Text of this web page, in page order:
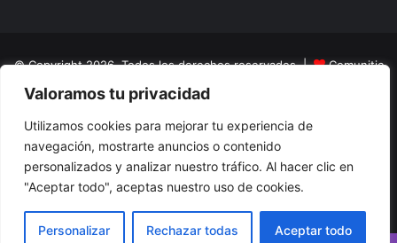
Valoramos tu privacidad
Utilizamos cookies para mejorar tu experiencia de
navegación, mostrarte anuncios o contenido
personalizados y analizar nuestro tráfico. Al hacer clic en
"Aceptar todo", aceptas nuestro uso de cookies.
Personalizar Rechazar todas Aceptar todo
© Copyright 2026, Todos los derechos reservados |
Comunitic
SAS BICNit 901228106
Home
Actualidad Variedades Opinion Turismo
El Tinteadero
Caricaturas Reportajes
FacebookYouTubeInstagram